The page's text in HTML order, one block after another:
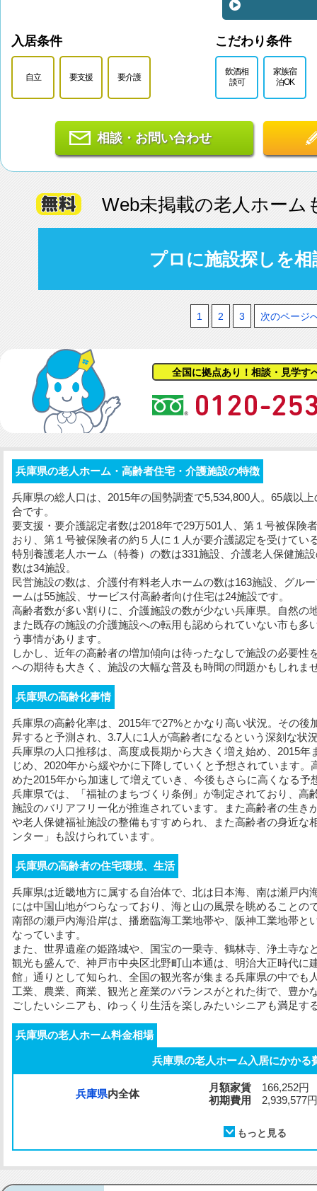
入居条件
自立 要支援 要介護
こだわり条件
飲酒相
談可
家族宿
泊OK
相談・お問い合わせ
Web未掲載の老人ホーム
プロに施設探しを
1 2 3 次のページ
全国に拠点あり！相談・見学す
兵庫県の老人ホーム・高齢者住宅・介護施設の特徴
兵庫県の総人口は、2015年の国勢調査で5,534,800人。65歳以
合です。
要支援・要介護認定者数は2018年で29万501人、第１号被保険
おり、第１号被保険者の約５人に１人が要介護認定を受けてい
特別養護老人ホーム（特養）の数は331施設、介護老人保健施
数は34施設。
民営施設の数は、介護付有料老人ホームの数は163施設、グル
ームは55施設、サービス付高齢者向け住宅は24施設です。
高齢者数が多い割りに、介護施設の数が少ない兵庫県。自然の
また既存の施設の介護施設への転用も認められていない市も多
う事情があります。
しかし、近年の高齢者の増加傾向は待ったなしで施設の必要性
への期待も大きく、施設の大幅な普及も時間の問題かもしれま
兵庫県の高齢化事情
兵庫県の高齢化率は、2015年で27%とかなり高い状況。その後
昇すると予測され、3.7人に1人が高齢者になるという深刻な状
兵庫県の人口推移は、高度成長期から大きく増え始め、2015
じめ、2020年から緩やかに下降していくと予想されています
めた2015年から加速して増えていき、今後もさらに高くなる予
兵庫県では、「福祉のまちづくり条例」が制定されており、高
施設のバリアフリー化が推進されています。また高齢者の生き
や老人保健福祉施設の整備もすすめられ、また高齢者の身近な
ンター」も設けられています。
兵庫県の高齢者の住宅環境、生活
兵庫県は近畿地方に属する自治体で、北は日本海、南は瀬戸内
には中国山地がつらなっており、海と山の風景を眺めることの
南部の瀬戸内海沿岸は、播磨臨海工業地帯や、阪神工業地帯と
なっています。
また、世界遺産の姫路城や、国宝の一乗寺、鶴林寺、浄土寺な
観光も盛んで、神戸市中央区北野町山本通は、明治大正時代に
館」通りとして知られ、全国の観光客が集まる兵庫県の中でも
工業、農業、商業、観光と産業のバランスがとれた街で、豊か
ごしたいシニアも、ゆっくり生活を楽しみたいシニアも満足す
兵庫県の老人ホーム料金相場
兵庫県の老人ホーム入居にかかる
兵庫県内全体
月額家賃 166,252円
初期費用
2,939,577円